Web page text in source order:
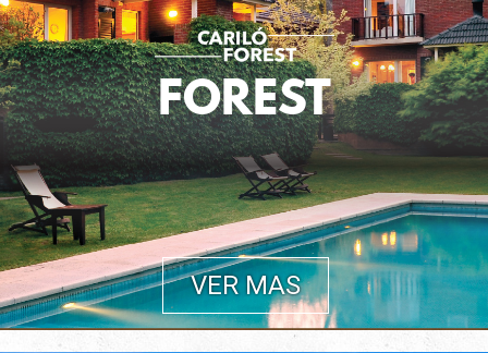
FOREST